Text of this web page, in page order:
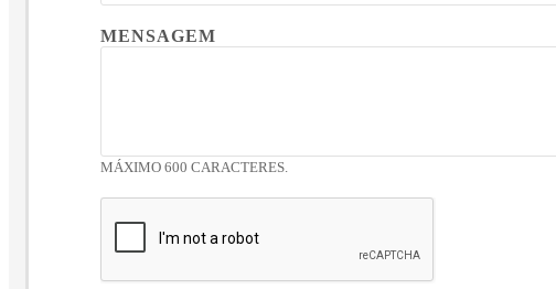
MENSAGEM
MÁXIMO 600 CARACTERES.